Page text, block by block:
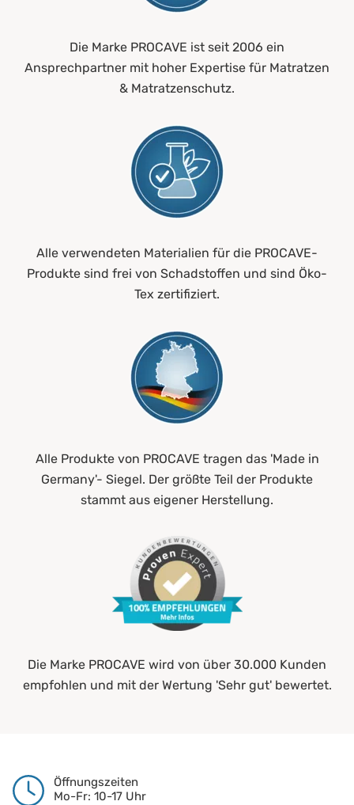
Die Marke PROCAVE ist seit 2006 ein
Ansprechpartner mit hoher Expertise für Matratzen
& Matratzenschutz.
Alle verwendeten Materialien für die PROCAVE-
Produkte sind frei von Schadstoffen und sind Öko-
Tex zertifiziert.
Alle Produkte von PROCAVE tragen das 'Made in
Germany'- Siegel. Der größte Teil der Produkte
stammt aus eigener Herstellung.
Die Marke PROCAVE wird von über 30.000 Kunden
empfohlen und mit der Wertung 'Sehr gut' bewertet.
Öffnungszeiten
Mo-Fr: 10-17 Uhr